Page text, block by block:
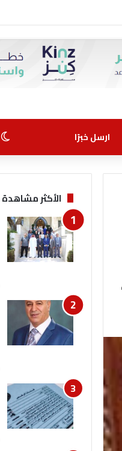
ارسل خبرًا
الأكثر مشاهدة